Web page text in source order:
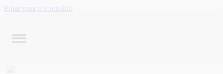
Pular para o conteúdo